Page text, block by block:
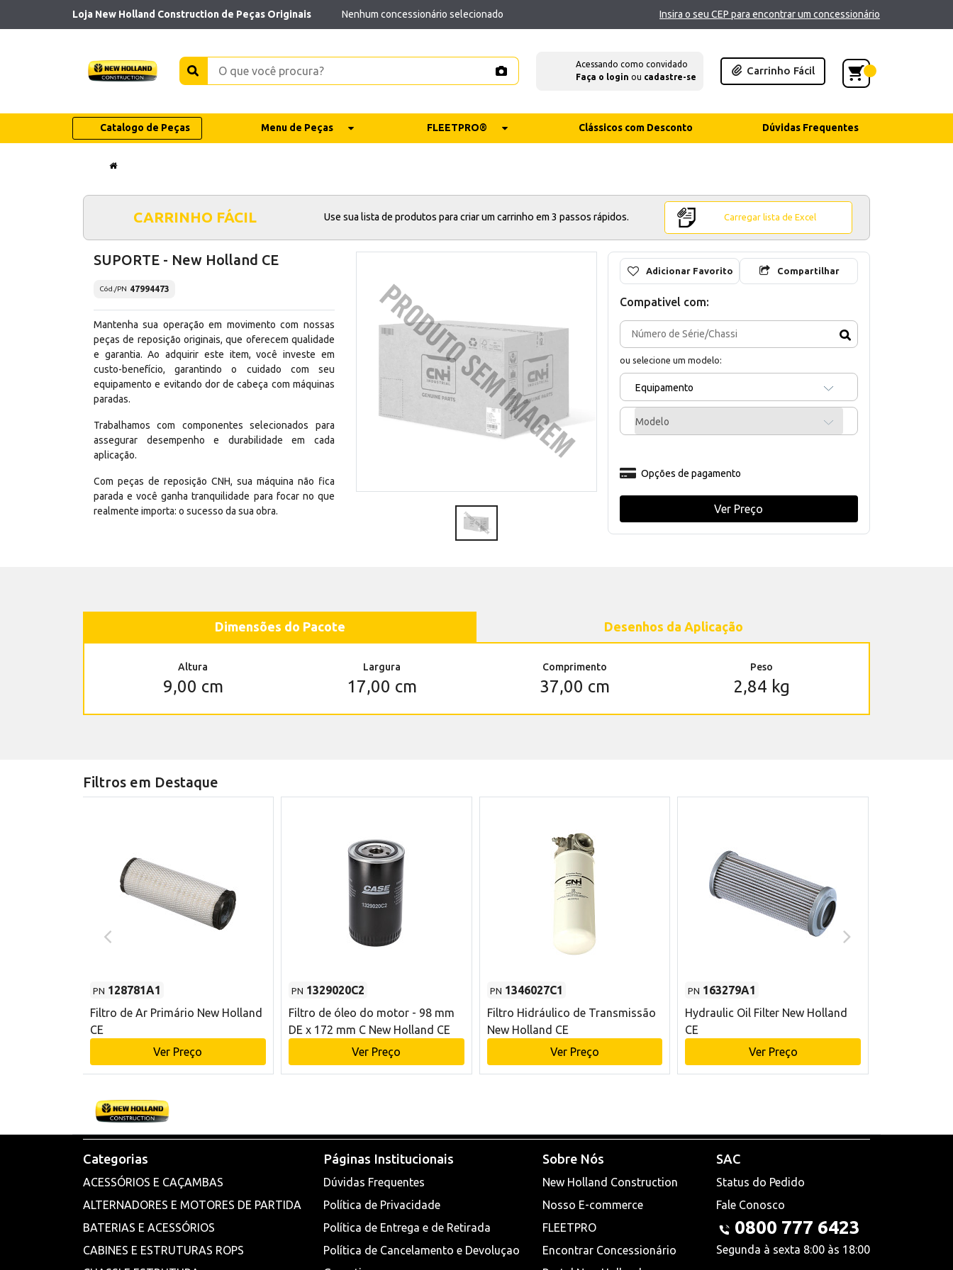
Loja New Holland Construction de Peças Originais Nenhum concessionário selecionado Insira o seu CEP para encontrar um concessionário
Acessando como convidado
Faça o login ou cadastre-se
Carrinho Fácil
Catalogo de Peças Menu de Peças FLEETPRO® Clássicos com Desconto Dúvidas Frequentes
CARRINHO FÁCIL Use sua lista de produtos para criar um carrinho em 3 passos rápidos. Carregar lista de Excel
SUPORTE - New Holland CE
Cód./PN 47994473
Mantenha sua operação em movimento com nossas
peças de reposição originais, que oferecem qualidade
e garantia. Ao adquirir este item, você investe em
custo-benefício, garantindo o cuidado com seu
equipamento e evitando dor de cabeça com máquinas
paradas.
Trabalhamos com componentes selecionados para
assegurar desempenho e durabilidade em cada
aplicação.
Com peças de reposição CNH, sua máquina não fica
parada e você ganha tranquilidade para focar no que
realmente importa: o sucesso da sua obra.
Adicionar Favorito Compartilhar
Compativel com:
ou selecione um modelo:
Equipamento
Modelo
Opções de pagamento
Ver Preço
Dimensões do Pacote Desenhos da Aplicação
Altura
9,00 cm
Largura
17,00 cm
Comprimento
37,00 cm
Peso
2,84 kg
Filtros em Destaque
PN 128781A1
Filtro de Ar Primário New Holland
CE
Ver Preço
PN 1329020C2
Filtro de óleo do motor - 98 mm
DE x 172 mm C New Holland CE
Ver Preço
PN 1346027C1
Filtro Hidráulico de Transmissão
New Holland CE
Ver Preço
PN 163279A1
Hydraulic Oil Filter New Holland
CE
Ver Preço
Categorias
ACESSÓRIOS E CAÇAMBAS
ALTERNADORES E MOTORES DE PARTIDA
BATERIAS E ACESSÓRIOS
CABINES E ESTRUTURAS ROPS
Páginas Institucionais
Dúvidas Frequentes
Política de Privacidade
Política de Entrega e de Retirada
Política de Cancelamento e Devoluçao
Sobre Nós
New Holland Construction
Nosso E-commerce
FLEETPRO
Encontrar Concessionário
SAC
Status do Pedido
Fale Conosco
0800 777 6423
Segunda à sexta 8:00 às 18:00